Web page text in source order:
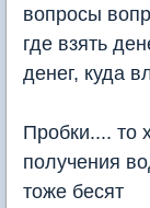
вопросы
где взять
денег, куда
Пробки.... то
получения
тоже бесят